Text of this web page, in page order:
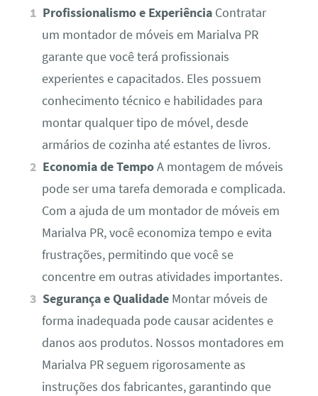
Profissionalismo e Experiência Contratar
um montador de móveis em Marialva PR
garante que você terá profissionais
experientes e capacitados. Eles possuem
conhecimento técnico e habilidades para
montar qualquer tipo de móvel, desde
armários de cozinha até estantes de livros.
Economia de TempoA montagem de móveis
pode ser uma tarefa demorada e complicada.
Com a ajuda de um montador de móveis em
Marialva PR, você economiza tempo e evita
frustrações, permitindo que você se
concentre em outras atividades importantes.
Segurança e Qualidade Montar móveis de
forma inadequada pode causar acidentes e
danos aos produtos. Nossos montadores em
Marialva PR seguem rigorosamente as
instruções dos fabricantes, garantindo que